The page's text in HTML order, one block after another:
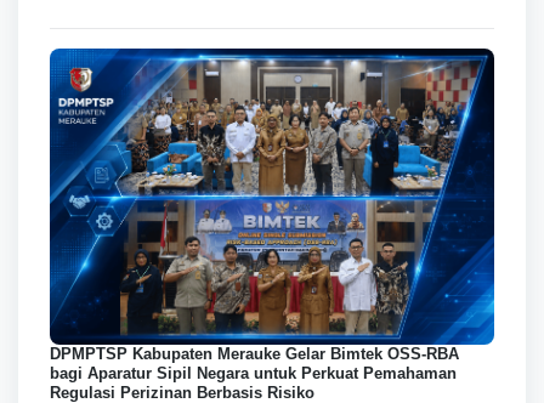
DPMPTSP Kabupaten Merauke Gelar Bimtek OSS-RBA
bagi Aparatur Sipil Negara untuk Perkuat Pemahaman
Regulasi Perizinan Berbasis Risiko